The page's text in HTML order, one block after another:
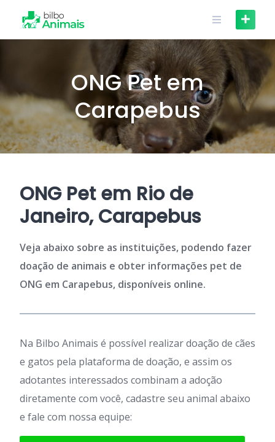
content
ONG Pet em
Carapebus
ONG Pet em Rio de
Janeiro, Carapebus
Veja abaixo sobre as instituições, podendo fazer
doação de animais e obter informações pet de
ONG em Carapebus, disponíveis online.
Na Bilbo Animais é possível realizar doação de cães
e gatos pela plataforma de doação, e assim os
adotantes interessados combinam a adoção
diretamente com você, cadastre seu animal abaixo
e fale com nossa equipe: